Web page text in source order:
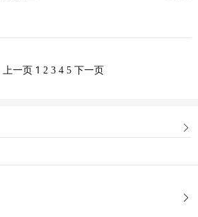
上一页 1 2 3 4 5 下一页

